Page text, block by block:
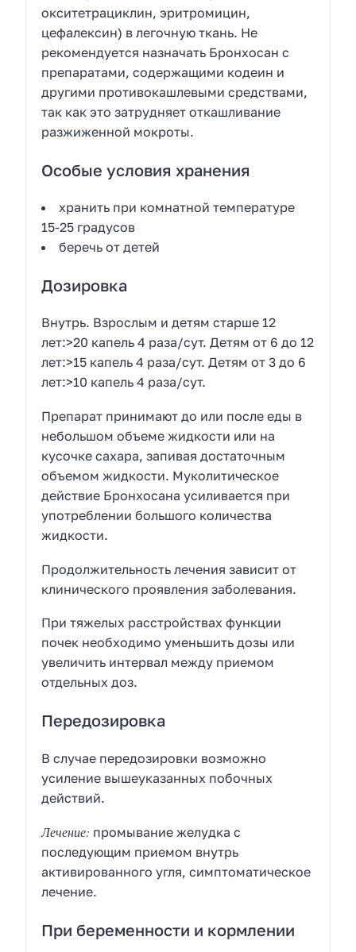
окситетрациклин, эритромицин,
цефалексин) в легочную ткань. Не
рекомендуется назначать Бронхосан с
препаратами, содержащими кодеин и
другими противокашлевыми средствами,
так как это затрудняет откашливание
разжиженной мокроты.
Особые условия хранения
хранить при комнатной температуре
15-25 градусов
беречь от детей
Дозировка
Внутрь. Взрослым и детям старше 12
лет:>20 капель 4 раза/сут.Детям от 6 до 12
лет:>15 капель 4 раза/сут.Детям от 3 до 6
лет:>10 капель 4 раза/сут.
Препарат принимают до или после еды в
небольшом объеме жидкости или на
кусочке сахара, запивая достаточным
объемом жидкости. Муколитическое
действие Бронхосана усиливается при
употреблении большого количества
жидкости.
Продолжительность лечения зависит от
клинического проявления заболевания.
Притяжелых расстройствах функции
почек необходимо уменьшить дозы или
увеличить интервал между приемом
отдельных доз.
Передозировка
В случае передозировки возможно
усиление вышеуказанных побочных
действий.
Лечение: промывание желудка с
последующим приемом внутрь
активированного угля, симптоматическое
лечение.
При беременности и кормлении